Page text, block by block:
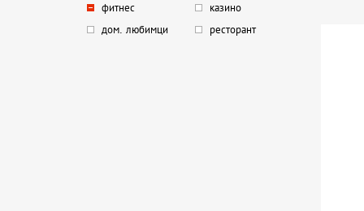
фитнес
казино
дом. любимци
ресторант